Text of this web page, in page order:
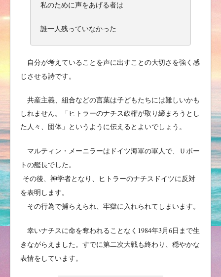
私のために声をあげる者は
誰一人残っていなかった
自分が考えていることを声に出すことの大切さを強く感
じさせる詩です。
共産主義、組合などの言葉は子どもたちには難しいかも
しれません。「ヒトラーのナチス政権が取り締まろうとし
た人々、団体」というように伝えるとよいでしょう。
マルティン・メーニラーはドイツ海軍の軍人で、Ｕボー
トの艦長でした。
その後、神学者となり、ヒトラーのナチスドイツに反対
を表明します。
その行為で捕らえられ、牢獄に入れられてしまいます。
幸いナチスに命を奪われることなく1984年3月6日まで生
きながらえました。すでに第二次大戦も終わり、穏やかな
表情をしています。